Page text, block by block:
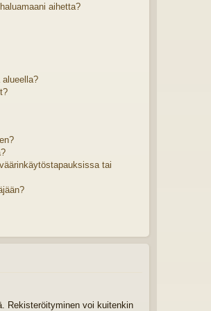
aihetta?
tai
Rekisteröityminen voi kuitenkin